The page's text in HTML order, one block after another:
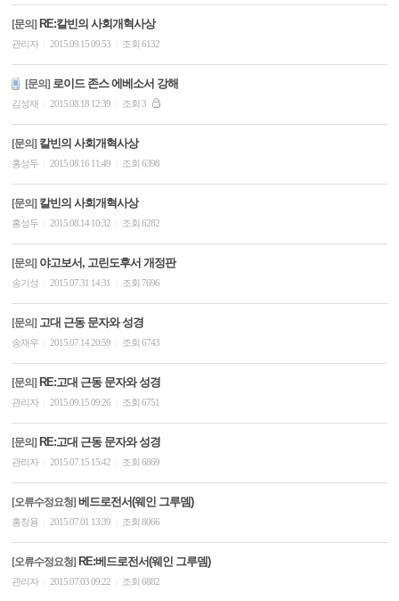
[문의] RE:칼빈의 사회개혁사상
관리자 2015.09.15 09:53 조회 6132
[문의] 로이드 존스 에베소서 강해
김성재 2015.08.18 12:39 조회 3
[문의] 칼빈의 사회개혁사상
홍성두 2015.08.16 11:49 조회 6398
[문의] 칼빈의 사회개혁사상
홍성두 2015.08.14 10:32 조회 6282
[문의] 야고보서, 고린도후서 개정판
송기성 2015.07.31 14:31 조회 7696
[문의] 고대 근동 문자와 성경
송재우 2015.07.14 20:59 조회 6743
[문의] RE:고대 근동 문자와 성경
관리자 2015.09.15 09:26 조회 6751
[문의] RE:고대 근동 문자와 성경
관리자 2015.07.15 15:42 조회 6869
[오류수정요청] 베드로전서(웨인 그루뎀)
홍창용 2015.07.01 13:39 조회 8066
[오류수정요청] RE:베드로전서(웨인 그루뎀)
관리자 2015.07.03 09:22 조회 6882